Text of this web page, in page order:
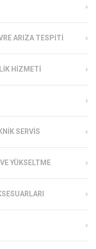
ARIZA TESPITI
HIZMETI
SERVIS
YÜKSELTME